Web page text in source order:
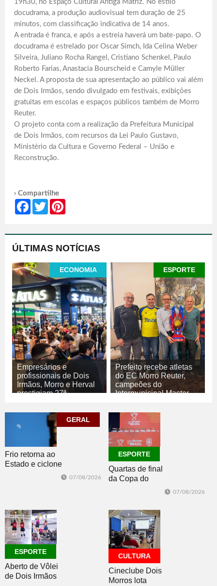
19h30, no Espaço Cultural Antiga Matriz. No estilo
docudrama, a produção audiovisual tem duração de 25
minutos, com classificação indicativa de 14 anos.
A entrada é franca, e após a estreia haverá um bate-papo. O
docudrama é estrelado por Oscar Simch, Ida Celina Weber
Silveira, Juliano Rocha Rangel, Cristiano Schenkel, Paulo
Roberto Farias, Anastacia Bourscheid e Camyle Müller
Neckel. A proposta de sua apresentação ao público vai além
de Dois Irmãos, sendo divulgado em festivais, exibições
gratuitas em escolas e espaços públicos também de Morro
Reuter.
O projeto conta com a realização da Prefeitura Municipal
de Dois Irmãos, com recursos da Lei Paulo Gustavo,
Ministério da Cultura e Governo Federal – União e
Reconstrução.
› Compartilhe
Facebook
Twitter
ÚLTIMAS NOTÍCIAS
ECONOMIA
Empresários e
profissionais de Dois
Irmãos, Morro e Herval
prestigiam 27ª
07/08/2026
ECONOMIA
ESPORTE
Prefeito recebe atletas
do EC Morro Reuter,
campeões do
Intermunicipal Master
07/08/2026
ESPORTE
GERAL
Frio retorna ao
Estado e ciclone
07/08/2026
ESPORTE
Quartas de final
da Copa do
Brasil 2026: veja
do sorteio
07/08/2026
ESPORTE
Aberto de Vôlei
de Dois Irmãos
CULTURA
Cineclube Dois
Morros lota